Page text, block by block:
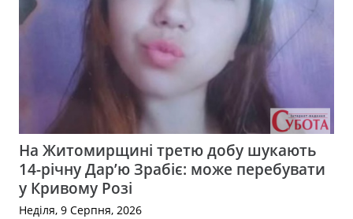
На Житомирщині третю добу шукають
14-річну Дар’ю Зрабіє: може перебувати
у Кривому Розі
Неділя, 9 Серпня, 2026